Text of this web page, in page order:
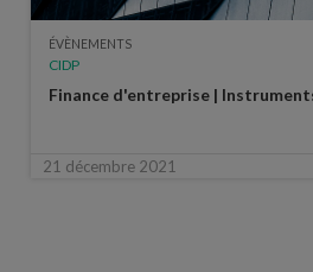
ÉVÈNEMENTS
CIDP
Finance d'entreprise |
21 décembre 2021